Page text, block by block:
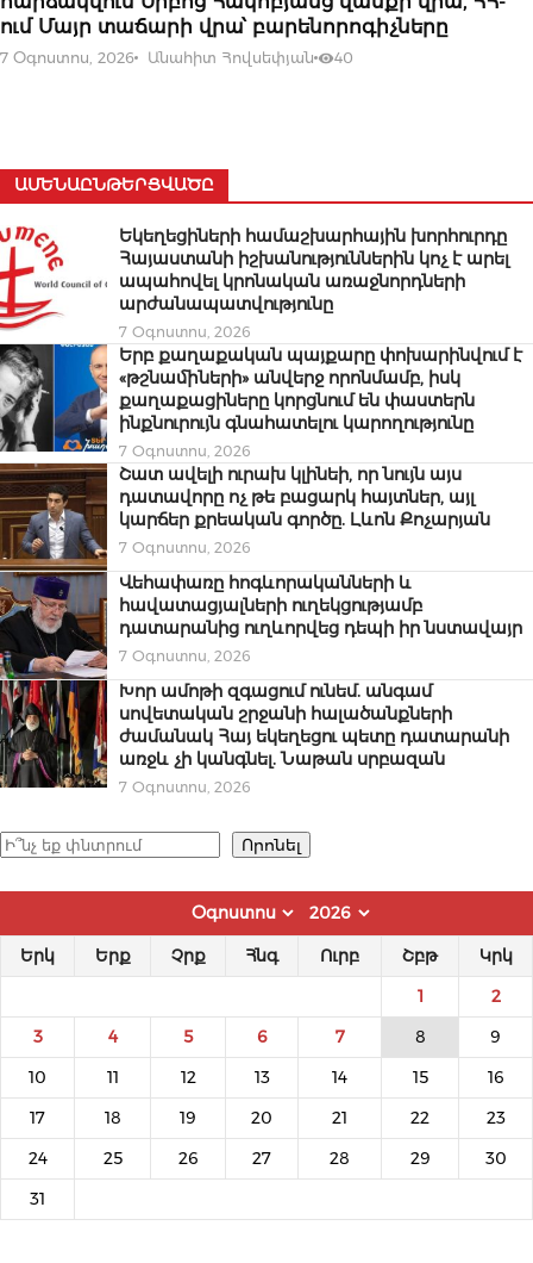
ում Մայր տաճարի վրա՝ բարենորոգիչները
7 Օգոստոս, 2026 Անահիտ Հովսեփյան 40
ԱՄԵՆԱԸՆԹԵՐՑՎԱԾԸ
Եկեղեցիների համաշխարհային խորհուրդը
Հայաստանի իշխանություններին կոչ է արել
ապահովել կրոնական առաջնորդների
արժանապատվությունը
7 Օգոստոս, 2026
Երբ քաղաքական պայքարը փոխարինվում է
«թշնամիների» անվերջ որոնմամբ, իսկ
քաղաքացիները կորցնում են փաստերն
ինքնուրույն գնահատելու կարողությունը
7 Օգոստոս, 2026
Շատ ավելի ուրախ կլինեի, որ նույն այս
դատավորը ոչ թե բացարկ հայտներ, այլ
կարճեր քրեական գործը. Լևոն Քոչարյան
7 Օգոստոս, 2026
Վեհափառը հոգևորականների և
հավատացյալների ուղեկցությամբ
դատարանից ուղևորվեց դեպի իր նստավայր
7 Օգոստոս, 2026
Խոր ամոթի զգացում ունեմ. անգամ
սովետական շրջանի հալածանքների
ժամանակ Հայ եկեղեցու պետը դատարանի
առջև չի կանգնել. Նաթան սրբազան
7 Օգոստոս, 2026
Որոնել Որոնել
Երկ Երք Չրք Հնգ Ուրբ Շբթ Կրկ
1 2
3 4 5 6 7 8 9
10 11 12 13 14 15 16
17 18 19 20 21 22 23
24 25 26 27 28 29 30
31